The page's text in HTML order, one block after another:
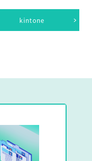
kintone